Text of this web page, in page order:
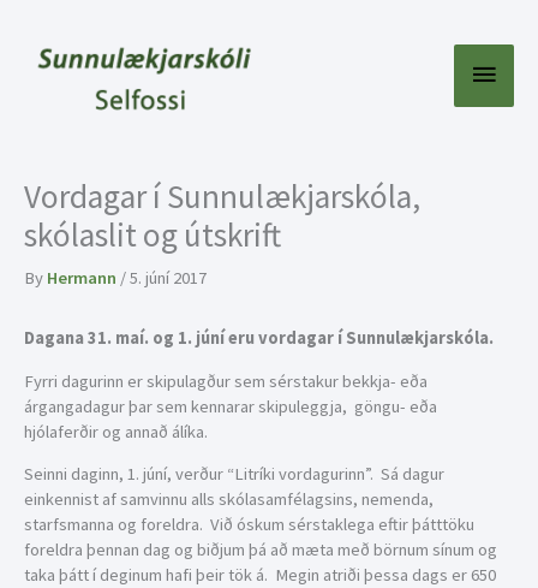
content
Main
Vordagar í Sunnulækjarskóla,
skólaslit og útskrift
By Hermann /5. júní 2017
Dagana 31. maí. og 1. júní eru vordagar í Sunnulækjarskóla.
Fyrri dagurinn er skipulagður sem sérstakur bekkja- eða
árgangadagur þar sem kennarar skipuleggja, göngu- eða
hjólaferðir og annað álíka.
Seinni daginn, 1. júní, verður “Litríki vordagurinn”. Sá dagur
einkennist af samvinnu alls skólasamfélagsins, nemenda,
starfsmanna og foreldra. Við óskum sérstaklega eftir þátttöku
foreldra þennan dag og biðjum þá að mæta með börnum sínum og
taka þátt í deginum hafi þeir tök á. Megin atriði þessa dags er 650